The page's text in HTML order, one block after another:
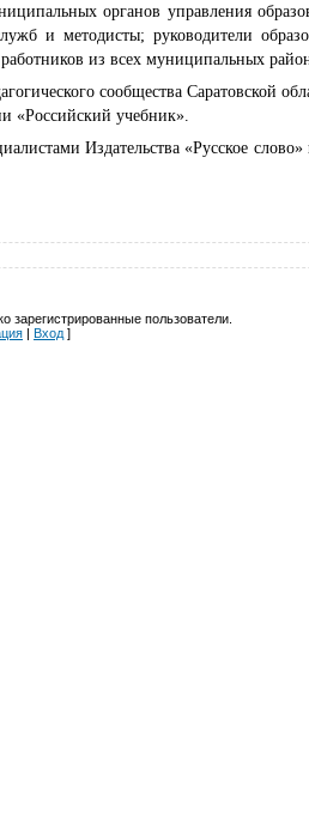
органов управления
и методисты; руководители
из всех муниципальных
сообщества Саратовской
«Российский учебник».
Издательства «Русское слово»
зарегистрированные пользователи.
| Вход ]